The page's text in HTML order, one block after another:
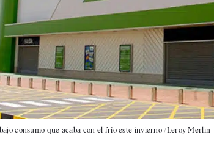
consumo que acaba con el frío este invierno /Leroy Merlin